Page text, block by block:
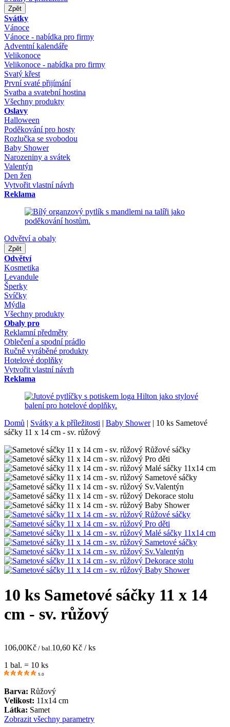
Zpět
Svátky
Vánoce
Vánoce - nabídka pro firmy
Adventní kalendáře
Velikonoce
Velikonoce - nabídka pro firmy
Svatý křest
První svaté přijímání
Svatba a svatební hostina
Všechny produkty
Oslavy
Halloween
Poděkování pro hosty
Rozlučka se svobodou
Baby Shower
Narozeniny a svátek
Valentýn
Den žen
Vytvořit vlastní návrh
Reklama
Odvětví a obaly
Zpět
Odvětví
Kosmetika
Levandule
Šperky
Svíčky
Mýdla
Všechny produkty
Obaly pro
Reklamní předměty
Oblečení a spodní prádlo
Ručně vyráběné produkty
Hotelové doplňky
Vytvořit vlastní návrh
Reklama
Domů | Svátky a k příležitosti | Baby Shower| 10 ks Sametové
sáčky 11 x 14 cm - sv. růžový
10 ks Sametové sáčky 11 x 14
cm - sv. růžový
106,00Kč / bal.
1 bal. = 10 ks
10,60 Kč / ks
5.0
Barva: Růžový
Velikost: 11x14 cm
Látka: Samet
Zobrazit všechny parametry